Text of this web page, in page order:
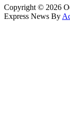
Copyright © 2026
Express News By